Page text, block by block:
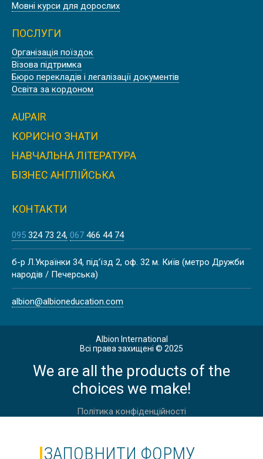
Знижка
BISHOPSTROW COLLEGE, АНГЛІЯ
ДОУНІВЕРСИТЕТСЬКИЙ КОЛЕДЖ
OXFORD SIXTH FORM COLLEGE |
Знижка
КОЛЕДЖ D’OVERBROECK’S
COLLEGE | ОКСФОРД, АНГЛІЯ
BRITISH NATIONAL HIGH SCHOOL
DIPLOMA A-LEVEL ОНЛАЙН,
HARROW SCHOOL, СРЕДНЕЕ
ОБРАЗОВАНИЕ, АНГЛИЯ
ОНЛАЙН, ASU PREP DIGITAL,
Мовні курси для дорослих
ПОСЛУГИ
Організація поїздок
Візова підтримка
Бюро перекладів і легалізації документів
Освіта за кордоном
AUPAIR
КОРИСНО ЗНАТИ
НАВЧАЛЬНА ЛІТЕРАТУРА
БІЗНЕС АНГЛІЙСЬКА
КОНТАКТИ
095 324 73 24 067 466 44 74
б-р Л.Українки 34, під’їзд 2, оф. 32 м. Київ (метро Дружби
народів / Печерська)
albion@albioneducation.com
Albion International
Всі права захищені © 2025
We are all the products of the
choices we make!
Політика конфіденційності
ЗАПОВНИТИ ФОРМУ